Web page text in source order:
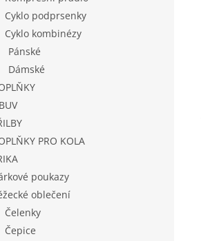
Cyklo podprsenky
Cyklo kombinézy
Pánské
Dámské
PRO KOLA
poukazy
oblečení
Čelenky
Čepice